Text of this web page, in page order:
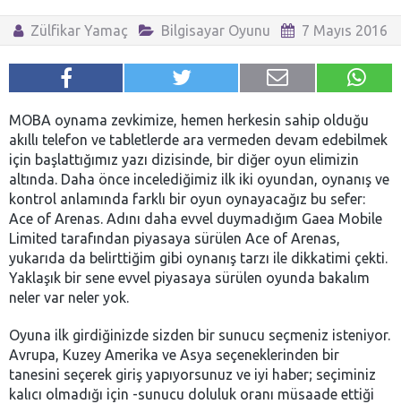
Zülfikar Yamaç Bilgisayar Oyunu 7 Mayıs 2016
MOBA oynama zevkimize, hemen herkesin sahip olduğu
akıllı telefon ve tabletlerde ara vermeden devam edebilmek
için başlattığımız yazı dizisinde, bir diğer oyun elimizin
altında. Daha önce incelediğimiz ilk iki oyundan, oynanış ve
kontrol anlamında farklı bir oyun oynayacağız bu sefer:
Ace of Arenas. Adını daha evvel duymadığım Gaea Mobile
Limited tarafından piyasaya sürülen Ace of Arenas,
yukarıda da belirttiğim gibi oynanış tarzı ile dikkatimi çekti.
Yaklaşık bir sene evvel piyasaya sürülen oyunda bakalım
neler var neler yok.
Oyuna ilk girdiğinizde sizden bir sunucu seçmeniz isteniyor.
Avrupa, Kuzey Amerika ve Asya seçeneklerinden bir
tanesini seçerek giriş yapıyorsunuz ve iyi haber; seçiminiz
kalıcı olmadığı için -sunucu doluluk oranı müsaade ettiği